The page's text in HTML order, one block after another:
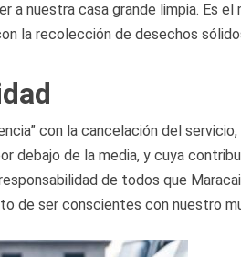
a nuestra casa grande limpia. Es
la recolección de desechos
con la cancelación del
debajo de la media, y cuya
de todos que
de ser conscientes con nuestro